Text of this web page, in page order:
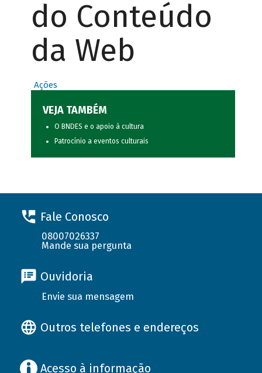
do Conteúdo
da Web
Ações
VEJA TAMBÉM
O BNDES e o apoio à cultura
Patrocínio a eventos culturais
Fale Conosco
08007026337
Mande sua pergunta
Ouvidoria
Envie sua mensagem
Outros telefones e endereços
Acesso à informação